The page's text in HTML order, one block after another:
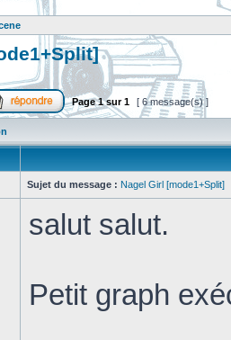
Page1sur1 [ 6 message(s) ]
Sujet du message : Nagel Girl [mode1+Split]
salut salut.
Petit graph